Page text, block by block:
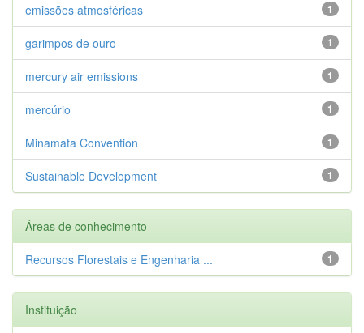
1
emissões atmosféricas
1
garimpos de ouro
1
mercury air emissions
1
mercúrio
1
Minamata Convention
1
Sustainable Development
Áreas de conhecimento
1
Recursos Florestais e Engenharia ...
Instituição